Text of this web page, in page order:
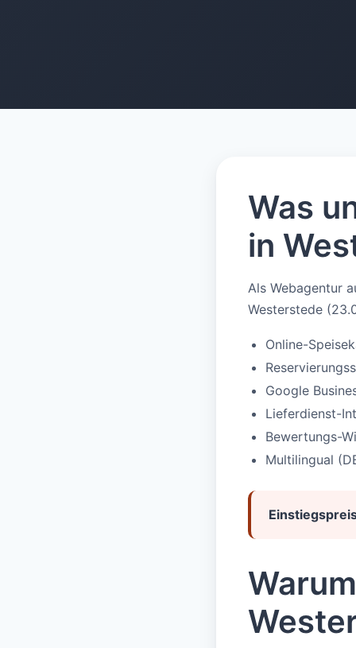
Was
in
Als Webagentur
Westerstede
Online-
Google
Lieferdienst-
Bewertungs-
Multilingual